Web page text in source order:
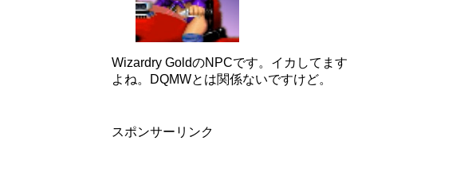
Wizardry GoldのNPCです。イカしてます
よね。DQMWとは関係ないですけど。
スポンサーリンク